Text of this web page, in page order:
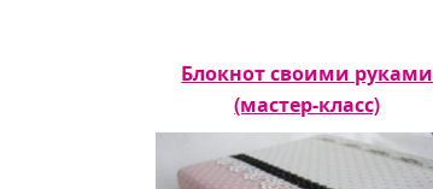
Блокнот своими руками
(мастер-класс)